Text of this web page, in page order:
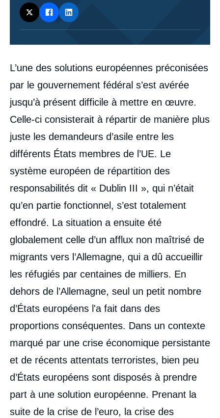
Corps
analyses
L’une des solutions européennes préconisées
par le gouvernement fédéral s’est avérée
jusqu’à présent difficile à mettre en œuvre.
Celle-ci consisterait à répartir de manière plus
juste les demandeurs d’asile entre les
différents États membres de l’UE. Le
système européen de répartition des
responsabilités dit « Dublin III », qui n’était
qu’en partie fonctionnel, s’est totalement
effondré. La situation a ensuite été
globalement celle d’un afflux non maîtrisé de
migrants vers l’Allemagne, qui a dû accueillir
les réfugiés par centaines de milliers. En
dehors de l’Allemagne, seul un petit nombre
d’États européens l'a fait dans des
proportions conséquentes. Dans un contexte
marqué par une crise économique persistante
et de récents attentats terroristes, bien peu
d’États européens sont disposés à prendre
part à une solution européenne. Prenant la
suite de la crise de l’euro, la crise des